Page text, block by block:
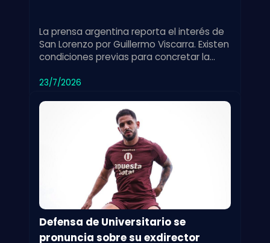
La prensa argentina reporta el interés de
San Lorenzo por Guillermo Viscarra. Existen
condiciones previas para concretar la
23/7/2026
Defensa de Universitario se
pronuncia sobre su exdirector